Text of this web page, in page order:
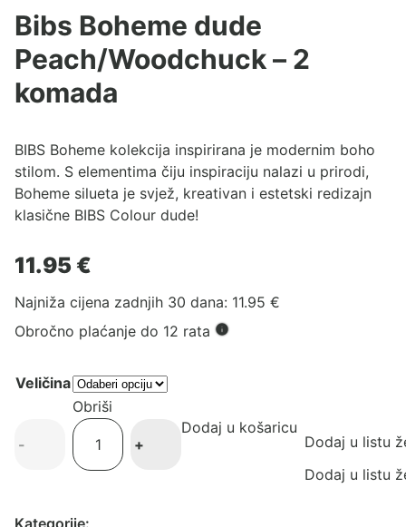
Bibs Boheme dude
Peach/Woodchuck – 2
komada
BIBS Boheme kolekcija inspirirana je modernim boho
stilom. S elementima čiju inspiraciju nalazi u prirodi,
Boheme silueta je svjež, kreativan i estetski redizajn
klasične BIBS Colour dude!
11.95 €
Najniža cijena zadnjih 30 dana: 11.95 €
Obročno plaćanje do 12 rata
Veličina
Obriši
Boheme
-
- +
Dodaj u košaricu
Dodaj u listu
Dodaj u listu